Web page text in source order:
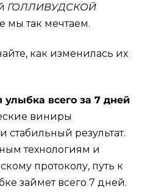
ГОЛЛИВУДСКОЙ
мы так мечтаем.
как изменилась их
всего за 7 дней
виниры
результат.
технологиям и
протоколу, путь к
займет всего 7 дней.